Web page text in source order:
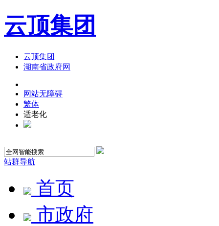
云顶集团
云顶集团
湖南省政府网
网站无障碍
繁体
适老化
站群导航
首页
市政府